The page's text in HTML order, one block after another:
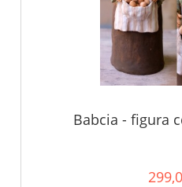
Babcia - figura